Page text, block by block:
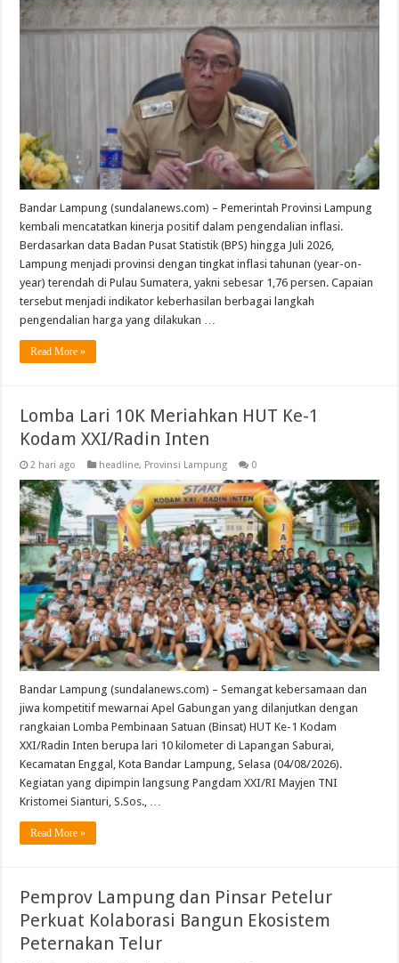
Bandar Lampung (sundalanews.com) – Pemerintah Provinsi Lampung
kembali mencatatkan kinerja positif dalam pengendalian inflasi.
Berdasarkan data Badan Pusat Statistik (BPS) hingga Juli 2026,
Lampung menjadi provinsi dengan tingkat inflasi tahunan (year-on-
year) terendah di Pulau Sumatera, yakni sebesar 1,76 persen. Capaian
tersebut menjadi indikator keberhasilan berbagai langkah
pengendalian harga yang dilakukan …
Read More »
Lomba Lari 10K Meriahkan HUT Ke-1
Kodam XXI/Radin Inten
2 hari ago headline, Provinsi Lampung 0
Bandar Lampung (sundalanews.com) – Semangat kebersamaan dan
jiwa kompetitif mewarnai Apel Gabungan yang dilanjutkan dengan
rangkaian Lomba Pembinaan Satuan (Binsat) HUT Ke-1 Kodam
XXI/Radin Inten berupa lari 10 kilometer di Lapangan Saburai,
Kecamatan Enggal, Kota Bandar Lampung, Selasa (04/08/2026).
Kegiatan yang dipimpin langsung Pangdam XXI/RI Mayjen TNI
Kristomei Sianturi, S.Sos., …
Read More »
Pemprov Lampung dan Pinsar Petelur
Perkuat Kolaborasi Bangun Ekosistem
Peternakan Telur